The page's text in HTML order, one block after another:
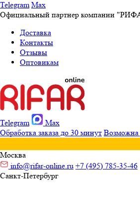
Telegram Max
Официальный партнер компании
Доставка
Контакты
Отзывы
Оптовикам
Telegram
Max
Обработка заказа до 30 минут Возможна
Москва
info@rifar-online.ru +7 (495) 785-35-46
Санкт-Петербург